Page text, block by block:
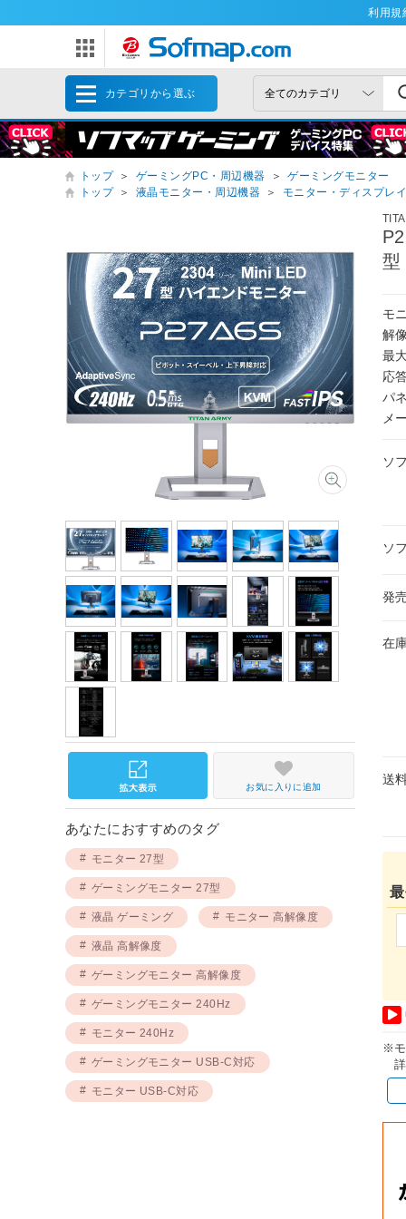
利用規
カテゴリから選ぶ
トップ ＞ ゲーミングPC・周辺機器 ＞
ゲーミングモニター
トップ
＞ 液晶モニター・周辺機器 ＞ モニター・ディスプレイ
型
モ
解
最
応
パ
メ
ソ
ソ
発
在
送
※モ
詳
お気に入りに追加
あなたにおすすめのタグ
モニター 27型
ゲーミングモニター 27型
液晶 ゲーミング モニター 高解像度
液晶 高解像度
ゲーミングモニター 高解像度
ゲーミングモニター 240Hz
モニター 240Hz
ゲーミングモニター USB-C対応
モニター USB-C対応